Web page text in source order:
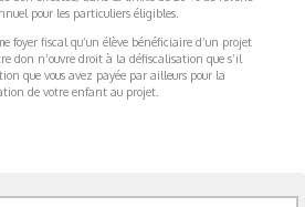
pour les particuliers éligibles.
foyer fiscal qu’un élève bénéficiaire d’un projet
don n’ouvre droit à la défiscalisation que s’il
que vous avez payée par ailleurs pour la
de votre enfant au projet.